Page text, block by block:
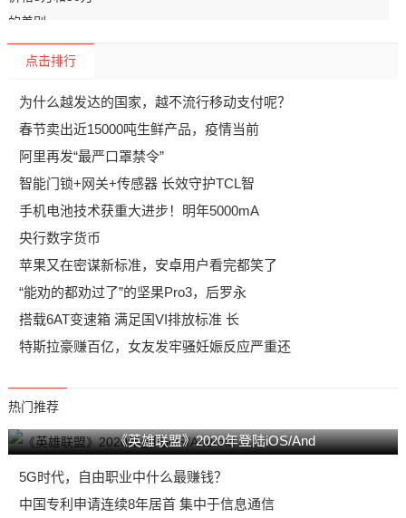
点击排行
为什么越发达的国家，越不流行移动支付呢？
春节卖出近15000吨生鲜产品，疫情当前
阿里再发“最严口罩禁令”
智能门锁+网关+传感器 长效守护TCL智
手机电池技术获重大进步！明年5000mA
央行数字货币
苹果又在密谋新标准，安卓用户看完都笑了
“能劝的都劝过了”的坚果Pro3，后罗永
搭载6AT变速箱 满足国VI排放标准 长
特斯拉豪赚百亿，女友发牢骚妊娠反应严重还
热门推荐
《英雄联盟》2020年登陆iOS/And
5G时代，自由职业中什么最赚钱？
中国专利申请连续8年居首 集中于信息通信